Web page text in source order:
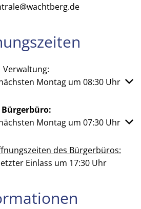
Verwaltung:
oder Schließzeiten
Montag um 08:30 Uhr
Bürgerbüro:
oder Schließzeiten
Montag um 07:30 Uhr
des Bürgerbüros:
Einlass um 17:30 Uhr